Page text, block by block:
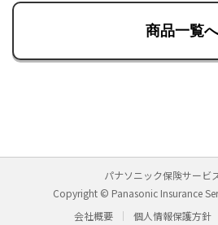
商品一覧へ
パナソニック保険サービ
Copyright © Panasonic Insurance
会社概要
個人情報保護方針